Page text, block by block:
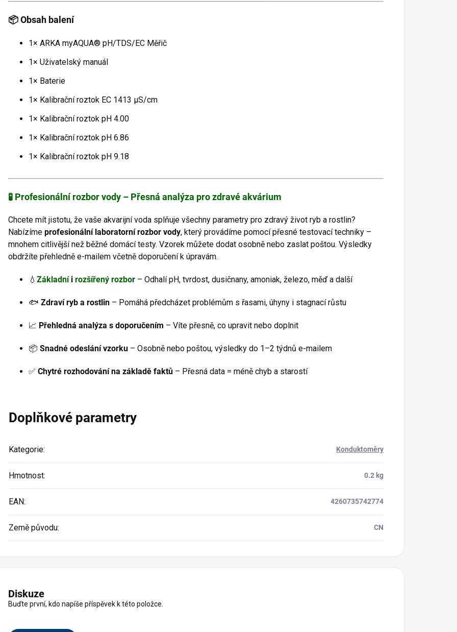
📦 Obsah balení
1× ARKA myAQUA® pH/TDS/EC Měřič
1× Uživatelský manuál
1× Baterie
1× Kalibrační roztok EC 1413 µS/cm
1× Kalibrační roztok pH 4.00
1× Kalibrační roztok pH 6.86
1× Kalibrační roztok pH 9.18
🧪 Profesionální rozbor vody – Přesná analýza pro zdravé akvárium
Chcete mít jistotu, že vaše akvarijní voda splňuje všechny parametry pro zdravý život ryb a rostlin?
Nabízíme profesionální laboratorní rozbor vody, který provádíme pomocí přesné testovací techniky –
mnohem citlivější než běžné domácí testy. Vzorek můžete dodat osobně nebo zaslat poštou. Výsledky
obdržíte přehledně e-mailem včetně doporučení k úpravám.
💧 Základníi rozšířený rozbor – Odhalí pH, tvrdost, dusičnany, amoniak, železo, měď a další
🐟 Zdraví ryb a rostlin – Pomáhá předcházet problémům s řasami, úhyny i stagnací růstu
📈 Přehledná analýza s doporučením – Víte přesně, co upravit nebo doplnit
📦 Snadné odeslání vzorku – Osobně nebo poštou, výsledky do 1–2 týdnů e-mailem
✅ Chytré rozhodování na základě faktů – Přesná data = méně chyb a starostí
Doplňkové parametry
Kategorie: Konduktoměry
Hmotnost: 0.2 kg
EAN: 4260735742774
Země původu: CN
Diskuze
Buďte první, kdo napíše příspěvek k této položce.